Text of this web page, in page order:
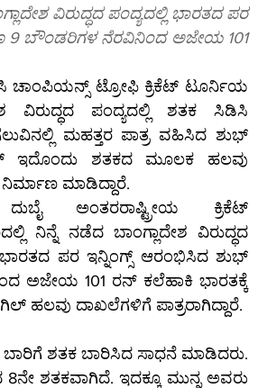
ವಿರುದ್ಧದ ಪಂದ್ಯದಲ್ಲಿ ಭಾರತದ ಪರ
9 ಬೌಂಡರಿಗಳ ನೆರವಿನಿಂದ ಅಜೇಯ 101
ಚಾಂಪಿಯನ್ಸ್ ಟ್ರೋಫಿ ಕ್ರಿಕೆಟ್ ಟೂರ್ನಿಯ
ವಿರುದ್ಧದ ಪಂದ್ಯದಲ್ಲಿ ಶತಕ ಸಿಡಿಸಿ
ಮಹತ್ತರ ಪಾತ್ರ ವಹಿಸಿದ ಶುಭ್
ಶತಕದ ಮೂಲಕ ಹಲವು
ಮಾಡಿದ್ದಾರೆ.
ಅಂತರರಾಷ್ಟ್ರೀಯ ಕ್ರಿಕೆಟ್
ನಿನ್ನೆ ನಡೆದ ಬಾಂಗ್ಲಾದೇಶ ವಿರುದ್ಧದ
ಭಾರತದ ಪರ ಇನ್ನಿಂಗ್ಸ್ ಆರಂಭಿಸಿದ ಶುಭ್
ಅಜೇಯ 101 ರನ್ ಕಲೆಹಾಕಿ ಭಾರತಕ್ಕೆ
ದಾಖಲೆಗಳಿಗೆ ಪಾತ್ರರಾಗಿದ್ದಾರೆ.
ಶತಕ ಬಾರಿಸಿದ ಸಾಧನೆ ಮಾಡಿದರು.
ಶತಕವಾಗಿದೆ. ಇದಕ್ಕೂ ಮುನ್ನ ಅವರು